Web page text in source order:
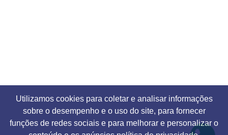
Utilizamos cookies para coletar e analisar informações
sobre o desempenho e o uso do site, para fornecer
funções de redes sociais e para melhorar e personalizar o